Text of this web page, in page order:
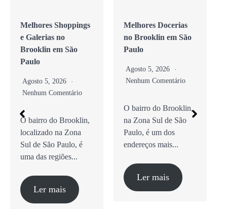
Melhores Shoppings
e Galerias no
Brooklin em São
Paulo
Agosto 5, 2026
Nenhum Comentário
O bairro do Brooklin,
localizado na Zona
Sul de São Paulo, é
uma das regiões...
Ler mais
Melhores Docerias
no Brooklin em São
Paulo
Agosto 5, 2026
Nenhum Comentário
O bairro do Brooklin,
na Zona Sul de São
Paulo, é um dos
endereços mais...
Ler mais